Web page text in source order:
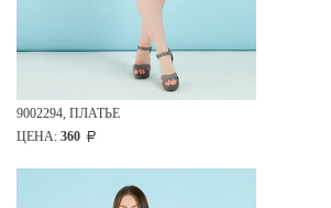
9002294, ПЛАТЬЕ
ЦЕНА: 360